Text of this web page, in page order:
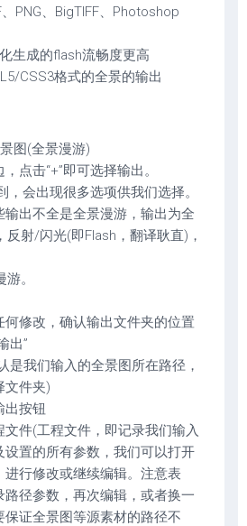
PNG、BigTIFF、Photoshop
生成的flash流畅度更高
CSS3格式的全景的输出
图(全景漫游)
点击“+”即可选择输出。
，会出现很多选项供我们选择。
出不全是全景漫游，输出为全
反射/闪光(即Flash，翻译耿直)，
。
修改，确认输出文件夹的位置
出”
是我们输入的全景图所在路径，
文件夹)
出按钮
件(工程文件，即记录我们输入
设置的所有参数，我们可以打开
进行修改或继续编辑。注意表
径参数，再次编辑，或者换一
保证全景图等源素材的路径不